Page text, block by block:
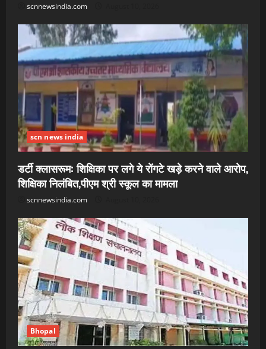
scnnewsindia.com
scn news india
डर्टी क्लासरूम: शिक्षिका पर लगे ये रोंगटे खड़े करने वाले आरोप,
शिक्षिका निलंबित,पीएम श्री स्कूल का मामला
scnnewsindia.com
Bhopal